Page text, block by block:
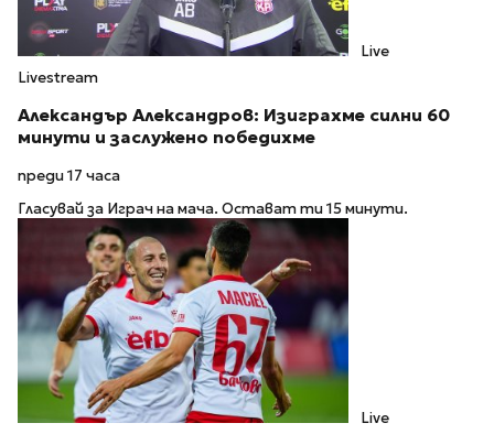
Live
Livestream
Александър Александров: Изиграхме силни 60
минути и заслужено победихме
преди 17 часа
Гласувай за Играч на мача. Остават ти 15 минути.
Live